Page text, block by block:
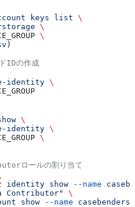
keys list \
\
\
)
IDの作成
identity \
\
identity \
\
ロールの割り当て
identity show --name
Contributor"
\
show --name